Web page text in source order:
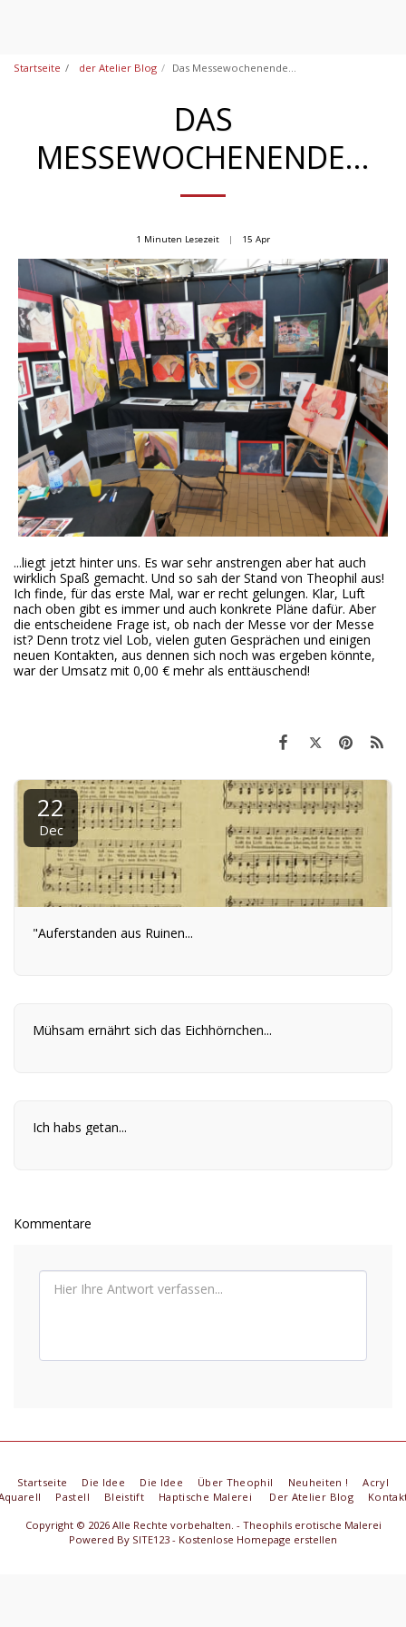
Startseite der Atelier Blog Das Messewochenende...
DAS
MESSEWOCHENENDE...
1 Minuten Lesezeit 15 Apr
...liegt jetzt hinter uns. Es war sehr anstrengen aber hat auch
wirklich Spaß gemacht. Und so sah der Stand von Theophil aus!
Ich finde, für das erste Mal, war er recht gelungen. Klar, Luft
nach oben gibt es immer und auch konkrete Pläne dafür. Aber
die entscheidene Frage ist, ob nach der Messe vor der Messe
ist? Denn trotz viel Lob, vielen guten Gesprächen und einigen
neuen Kontakten, aus dennen sich noch was ergeben könnte,
war der Umsatz mit 0,00 € mehr als enttäuschend!
22
Dec
"Auferstanden aus Ruinen...
Mühsam ernährt sich das Eichhörnchen...
Ich habs getan...
Kommentare
Startseite Die Idee Die Idee Über Theophil Neuheiten !
Acryl
Pastell Bleistift Haptische Malerei Der Atelier Blog
Copyright © 2026 Alle Rechte vorbehalten. - Theophils erotische Malerei
Powered By SITE123 - Kostenlose Homepage erstellen